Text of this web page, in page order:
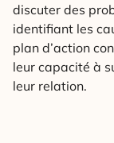
discuter des
identifiant les
plan d’action
leur capacité à
leur relation.